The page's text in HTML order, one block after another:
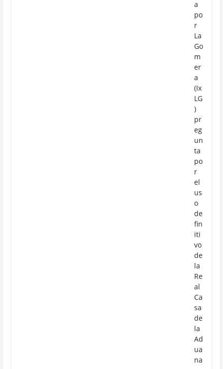
a
po
r
La
Go
m
er
a
(Ix
LG
)
pr
eg
un
ta
po
r
el
us
o
de
fin
iti
vo
de
la
Re
al
Ca
sa
de
la
Ad
ua
na